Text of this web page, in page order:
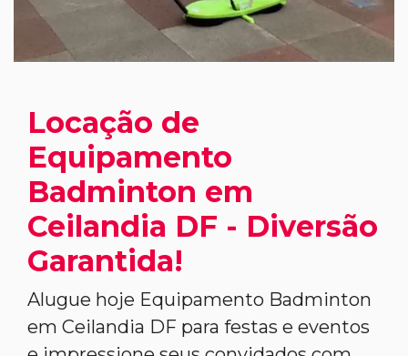
Locação de
Equipamento
Badminton em
Ceilandia DF - Diversão
Garantida!
Alugue hoje Equipamento Badminton
em Ceilandia DF para festas e eventos